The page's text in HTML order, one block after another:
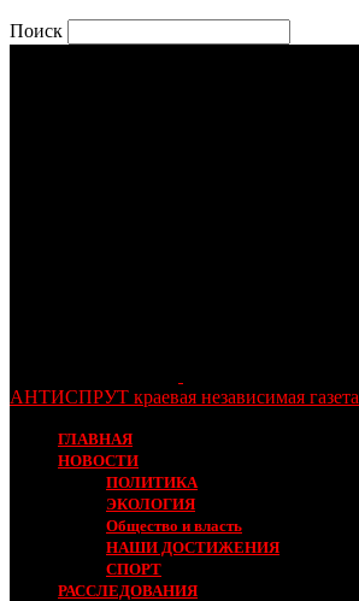
Поиск
АНТИСПРУТ краевая независимая газета
ГЛАВНАЯ
НОВОСТИ
ПОЛИТИКА
ЭКОЛОГИЯ
Общество и власть
НАШИ ДОСТИЖЕНИЯ
СПОРТ
РАССЛЕДОВАНИЯ